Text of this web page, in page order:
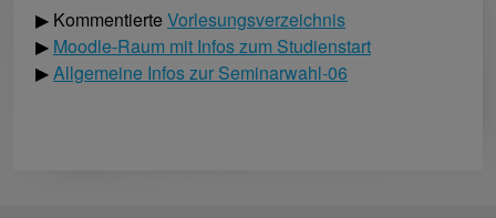
▶ Kommentierte Vorlesungsverzeichnis
▶ Moodle-Raum mit Infos zum Studienstart
▶Allgemeine Infos zur Seminarwahl-06